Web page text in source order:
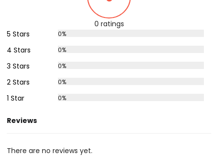
0 ratings
5 Stars
0%
4 Stars 0%
3 Stars 0%
2 Stars 0%
1 Star 0%
Reviews
There are no reviews yet.